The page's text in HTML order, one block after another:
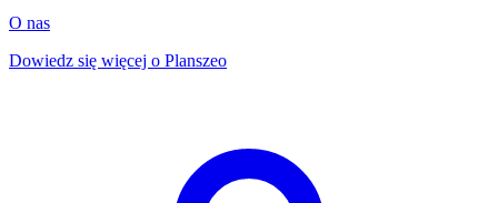
O nas
Dowiedz się więcej o Planszeo